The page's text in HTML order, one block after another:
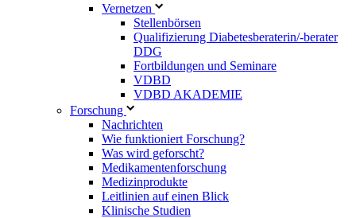
Vernetzen
Stellenbörsen
Qualifizierung Diabetesberaterin/­-berater
DDG
Fortbildungen und Seminare
VDBD
VDBD AKADEMIE
Forschung
Nachrichten
Wie funktioniert Forschung?
Was wird geforscht?
Medikamentenforschung
Medizinprodukte
Leitlinien auf einen Blick
Klinische Studien